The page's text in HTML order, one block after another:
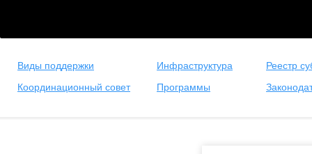
Виды поддержки Инфраструктура
Реестр
Координационный совет
Программы